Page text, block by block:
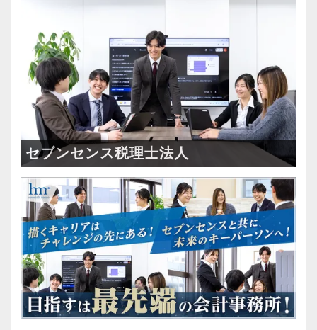
セブンセンス税理士法人